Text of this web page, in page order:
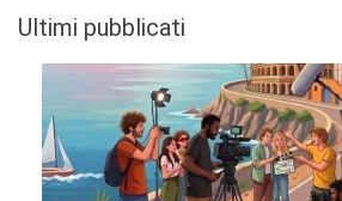
Ultimi pubblicati